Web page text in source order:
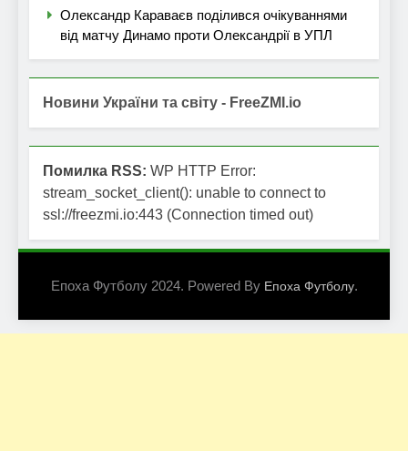
Олександр Караваєв поділився очікуваннями
від матчу Динамо проти Олександрії в УПЛ
Новини України та світу - FreeZMI.io
Помилка RSS: WP HTTP Error:
stream_socket_client(): unable to connect to
ssl://freezmi.io:443 (Connection timed out)
Епоха Футболу 2024. Powered By Епоха Футболу.